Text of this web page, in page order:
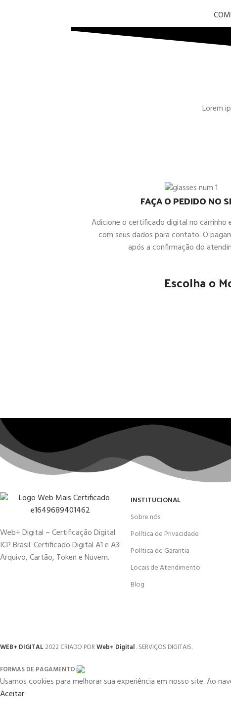
Lorem
FAÇA O PEDIDO NO
Adicione o certificado digital no carrinho
com seus dados para contato. O
após a confirmação do
Escolha o
Web+ Digital – Certificação Digital
ICP Brasil. Certificado Digital A1 e A3:
Arquivo, Cartão, Token e Nuvem.
INSTITUCIONAL
Sobre nós
Política de Privacidade
Política de Garantia
Locais de Atendimento
Blog
WEB+ DIGITAL 2022 CRIADO PORWeb+ Digital. SERVIÇOS DIGITAIS.
FORMAS DE PAGAMENTO:
Usamos cookies para melhorar sua experiência em nosso site. Ao
Aceitar